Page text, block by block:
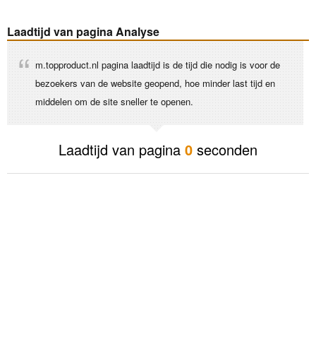
Laadtijd van pagina Analyse
m.topproduct.nl pagina laadtijd is de tijd die nodig is voor de
bezoekers van de website geopend, hoe minder last tijd en
middelen om de site sneller te openen.
Laadtijd van pagina 0 seconden